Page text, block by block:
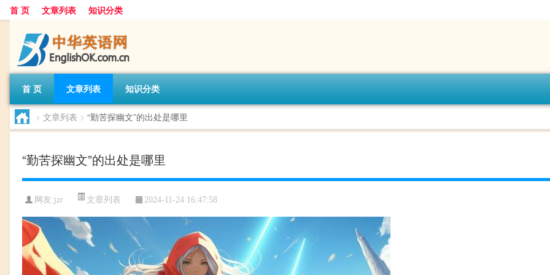
首 页 文章列表 知识分类
首 页 文章列表 知识分类
> 文章列表 > “勤苦探幽文”的出处是哪里
“勤苦探幽文”的出处是哪里
网友:jzr 文章列表 2024-11-24 16:47:58